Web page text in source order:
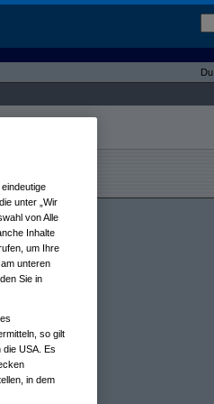
unter „Wir
von Alle
Inhalte
um Ihre
unteren
Sie in
so gilt
die USA. Es
in dem